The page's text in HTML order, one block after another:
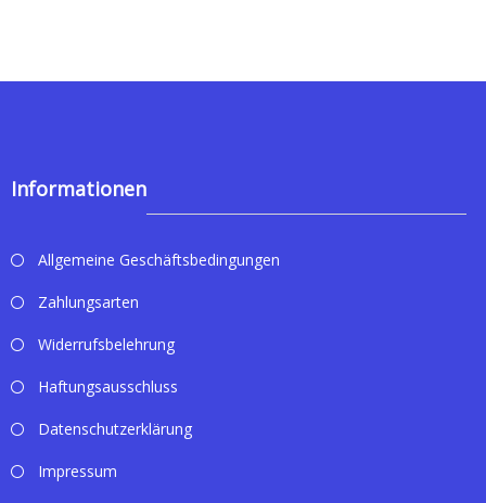
Informationen
Allgemeine Geschäftsbedingungen
Zahlungsarten
Widerrufsbelehrung
Haftungsausschluss
Datenschutzerklärung
Impressum